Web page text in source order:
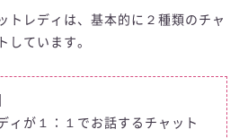
トレディは、基本的に２種類のチャ
しています。
ィが１：１でお話するチャット